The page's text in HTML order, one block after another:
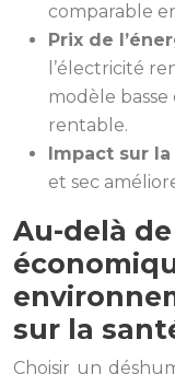
comparable
Prix de
l’électricité
modèle
rentable.
Impact sur
et sec
Au-delà
sur la
Choisir un